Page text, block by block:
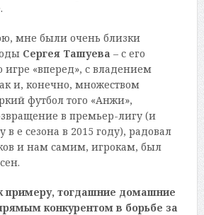
мне были очень близки
Сергея Ташуева – с его
«вперед», с владением
и, конечно, множеством
футбол того «Анжи»,
в премьер-лигу (и
е сезона в 2015 году), радовал
и нам самим, игрокам, был
примеру, тогдашние домашние
конкурентом в борьбе за